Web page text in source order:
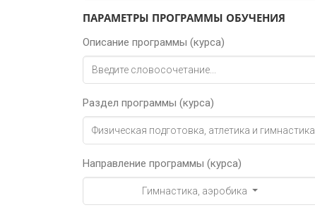
ПАРАМЕТРЫ ПРОГРАММЫ ОБУЧЕНИЯ
Описание программы (курса)
Раздел программы (курса)
Физическая подготовка, атлетика и гимнастика
Направление программы (курса)
Гимнастика, аэробика